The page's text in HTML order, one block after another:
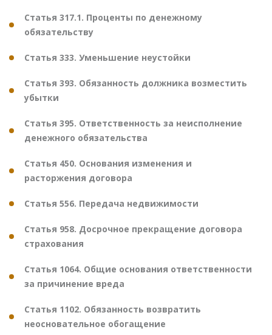
Статья 317.1. Проценты по денежному
обязательству
Статья 333. Уменьшение неустойки
Статья 393. Обязанность должника возместить
убытки
Статья 395. Ответственность за неисполнение
денежного обязательства
Статья 450. Основания изменения и
расторжения договора
Статья 556. Передача недвижимости
Статья 958. Досрочное прекращение договора
страхования
Статья 1064. Общие основания ответственности
за причинение вреда
Статья 1102. Обязанность возвратить
неосновательное обогащение